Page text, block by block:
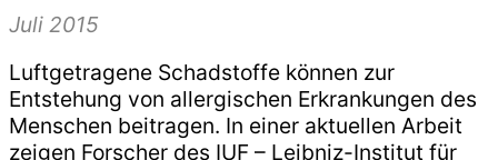
Juli 2015
Luftgetragene Schadstoffe können zur
Entstehung von allergischen Erkrankungen des
Menschen beitragen. In einer aktuellen Arbeit
zeigen Forscher des IUF – Leibniz-Institut für